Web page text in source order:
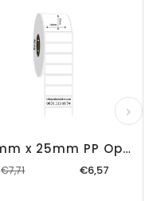
100mm x 25mm PP Opak Etiket
€6,57
€7,71